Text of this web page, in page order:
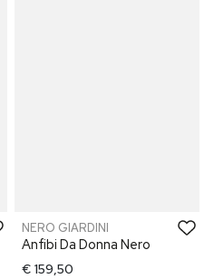
NERO GIARDINI
Anfibi Da Donna Nero
€ 159,50